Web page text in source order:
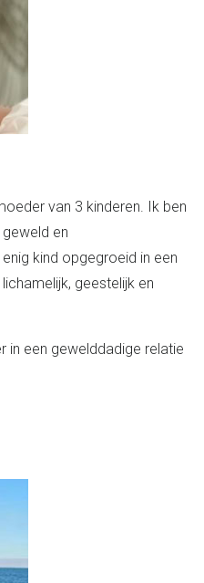
van 3 kinderen. Ik ben
en
kind opgegroeid in een
geestelijk en
in een gewelddadige relatie